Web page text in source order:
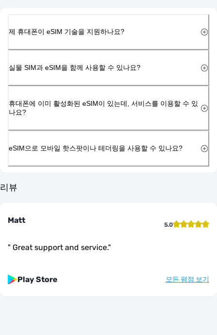
제 휴대폰이 eSIM 기술을 지원하나요?
실물 SIM과 eSIM을 함께 사용할 수 있나요?
휴대폰에 이미 활성화된 eSIM이 있는데, 서비스를 이용할 수 있
나요?
eSIM으로 모바일 핫스팟이나 테더링을 사용할 수 있나요?
리뷰
Matt 5.0
" Great support and service."
Play Store 모든 평점 보기